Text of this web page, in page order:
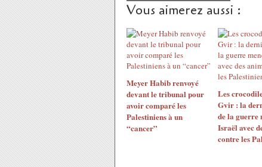
Vous aimerez aussi :
Meyer Habib renvoyé
devant le tribunal pour
avoir comparé les
Palestiniens à un
“cancer”
Les
Gvir : la
de la guerre
Israël avec
contre les